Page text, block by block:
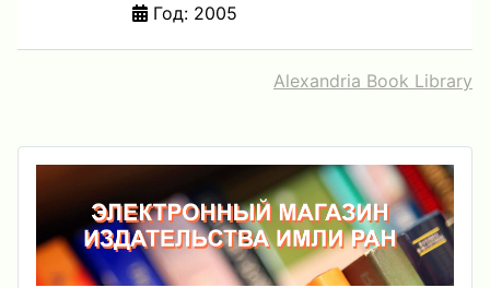
Год: 2005
Alexandria Book Library